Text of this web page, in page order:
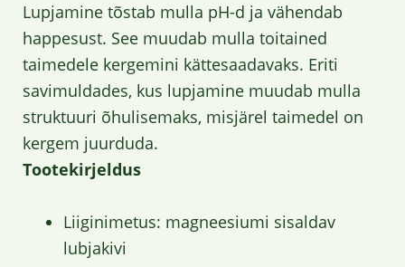
Lupjamine tõstab mulla pH-d ja vähendab
happesust. See muudab mulla toitained
taimedele kergemini kättesaadavaks. Eriti
savimuldades, kus lupjamine muudab mulla
struktuuri õhulisemaks, misjärel taimedel on
kergem juurduda.
Tootekirjeldus
Liiginimetus: magneesiumi sisaldav
lubjakivi